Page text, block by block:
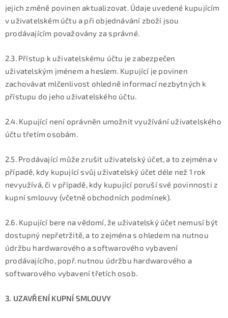
jejich změně povinen aktualizovat. Údaje uvedené kupujícím
v uživatelském účtu a při objednávání zboží jsou
prodávajícím považovány za správné.
2.3. Přístup k uživatelskému účtu je zabezpečen
uživatelským jménem a heslem. Kupující je povinen
zachovávat mlčenlivost ohledně informací nezbytných k
přístupu do jeho uživatelského účtu.
2.4. Kupující není oprávněn umožnit využívání uživatelského
účtu třetím osobám.
2.5. Prodávající může zrušit uživatelský účet, a to zejména v
případě, kdy kupující svůj uživatelský účet déle než 1 rok
nevyužívá, či v případě, kdy kupující poruší své povinnosti z
kupní smlouvy (včetně obchodních podmínek).
2.6. Kupující bere na vědomí, že uživatelský účet nemusí být
dostupný nepřetržitě, a to zejména s ohledem na nutnou
údržbu hardwarového a softwarového vybavení
prodávajícího, popř. nutnou údržbu hardwarového a
softwarového vybavení třetích osob.
3. UZAVŘENÍ KUPNÍ SMLOUVY